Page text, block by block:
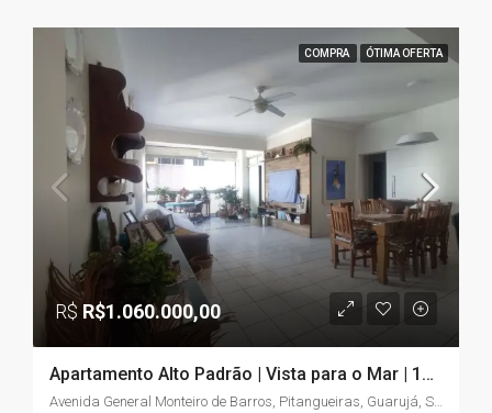
COMPRA ÓTIMA OFERTA
R$ R$1.060.000,00
Apartamento Alto Padrão | Vista para o Mar | 110m² | 3 Quartos (2 Suítes) | Astúrias – Guarujá/SP
Avenida General Monteiro de Barros, Pitangueiras, Guarujá, São Paulo, Região Sudeste, 11420-140, Brasil